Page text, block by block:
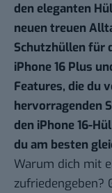
den eleganten
neuen treuen
Schutzhüllen für
iPhone 16 Plus
Features, die du
hervorragenden
den iPhone 16-
du am besten
Warum dich mit
zufriedengeben?